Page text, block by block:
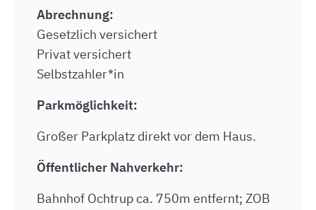
Abrechnung:
Gesetzlich versichert
Privat versichert
Selbstzahler*in
Parkmöglichkeit:
Großer Parkplatz direkt vor dem Haus.
Öffentlicher Nahverkehr:
Bahnhof Ochtrup ca. 750m entfernt; ZOB